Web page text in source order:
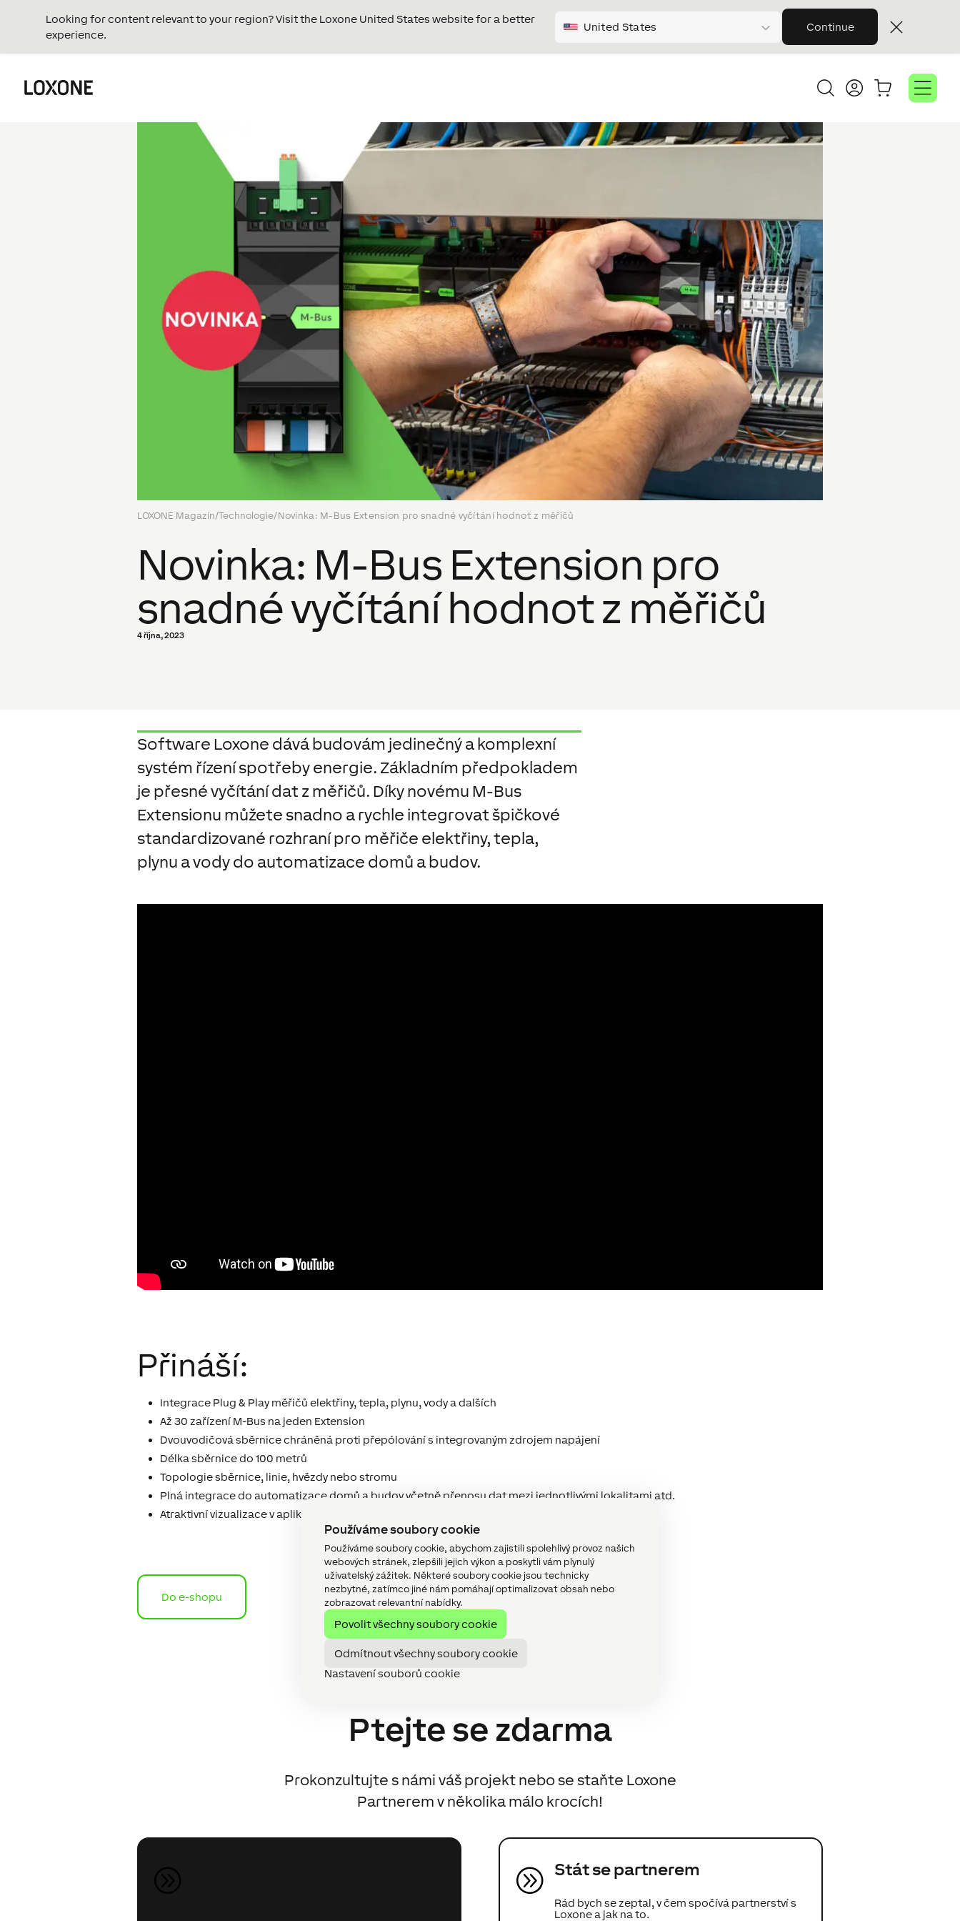
Používáme soubory cookie
Používáme soubory cookie, abychom zajistili spolehlivý provoz našich
webových stránek, zlepšili jejich výkon a poskytli vám plynulý
uživatelský zážitek. Některé soubory cookie jsou technicky
nezbytné, zatímco jiné nám pomáhají optimalizovat obsah nebo
zobrazovat relevantní nabídky.
Povolit všechny soubory cookie
Odmítnout všechny soubory cookie
Nastavení souborů cookie
Looking for content relevant to your region? Visit the Loxone United States website for a better
experience.
United States Continue
LOXONE Magazín/Technologie/Novinka: M-Bus Extension pro snadné vyčítání hodnot z měřičů
Novinka: M-Bus Extension pro
snadné vyčítání hodnot z měřičů
4 října, 2023
Software Loxone dává budovám jedinečný a komplexní
systém řízení spotřeby energie. Základním předpokladem
je přesné vyčítání dat z měřičů. Díky novému M-Bus
Extensionu můžete snadno a rychle integrovat špičkové
standardizované rozhraní pro měřiče elektřiny, tepla,
plynu a vody do automatizace domů a budov.
Přináší:
Integrace Plug & Play měřičů elektřiny, tepla, plynu, vody a dalších
Až 30 zařízení M-Bus na jeden Extension
Dvouvodičová sběrnice chráněná proti přepólování s integrovaným zdrojem napájení
Délka sběrnice do 100 metrů
Topologie sběrnice, linie, hvězdy nebo stromu
Plná integrace do automatizace domů a budov včetně přenosu dat mezi jednotlivými lokalitami atd.
Atraktivní vizualizace v aplikaci Loxone
Do e-shopu
Ptejte se zdarma
Prokonzultujte s námi váš projekt nebo se staňte Loxone
Partnerem v několika málo krocích!
A Stát se partnerem
Rád bych se zeptal, v čem spočívá partnerství s
Loxone a jak na to.